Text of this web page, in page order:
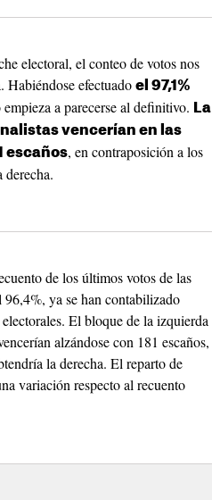
electoral, el conteo de votos nos
Habiéndose efectuado el 97,1%
a parecerse al definitivo. La
vencerían en las
escaños, en contraposición a los
derecha.
de los últimos votos de las
96,4%, ya se han contabilizado
El bloque de la izquierda
alzándose con 181 escaños,
la derecha. El reparto de
variación respecto al recuento